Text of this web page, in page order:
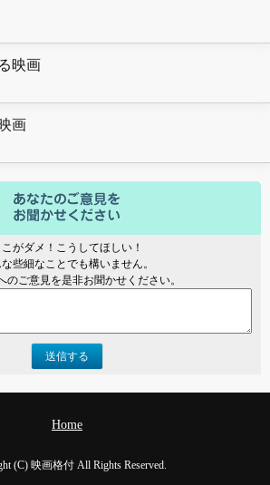
映画
画
こがダメ！こうしてほしい！
な些細なことでも構いません。
のご意見を是非お聞かせください。
送信する
Home
(C) 映画格付 All Rights Reserved.